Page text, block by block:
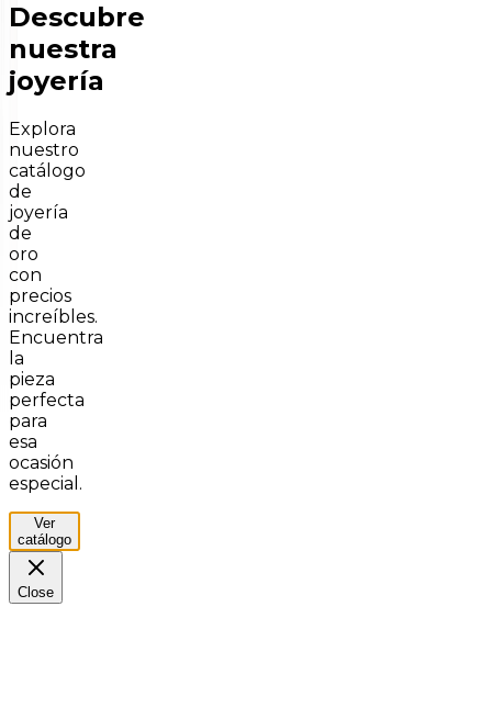
Descubre
nuestra
joyería
Explora
nuestro
catálogo
de
joyería
de
oro
con
precios
increíbles.
Encuentra
la
pieza
perfecta
para
esa
ocasión
especial.
Ver
catálogo
Close